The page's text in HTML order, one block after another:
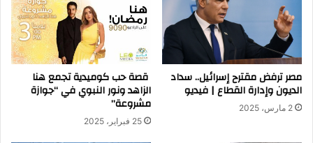
مصر ترفض مقترح إسرائيل.. سداد
الديون وإدارة القطاع | فيديو
2 مارس، 2025
قصة حب كوميدية تجمع هنا
الزاهد ونور النبوي في “جوازة
مشروعة”
25 فبراير، 2025